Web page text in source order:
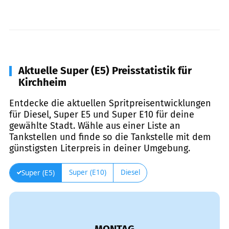
Aktuelle Super (E5) Preisstatistik für
Kirchheim
Entdecke die aktuellen Spritpreisentwicklungen
für Diesel, Super E5 und Super E10 für deine
gewählte Stadt. Wähle aus einer Liste an
Tankstellen und finde so die Tankstelle mit dem
günstigsten Literpreis in deiner Umgebung.
Super (E5) Super (E10) Diesel